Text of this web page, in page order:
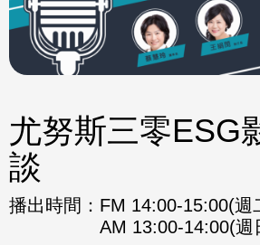
尤努斯三零ESG
談
播出時間： FM 14:00-15:00(週
AM 13:00-14:00(週